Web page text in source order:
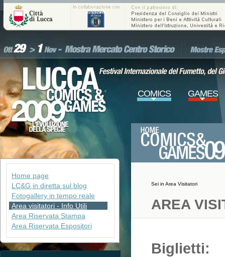
COMICS GAMES
Home page
LC&G in diretta sul blog
Fotogallery in tempo reale
Area visitatori - Info Utili
Area Riservata Stampa
Area Riservata Espositori
Sei in Area Visitatori
AREA
Biglietti: